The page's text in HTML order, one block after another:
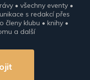
• všechny eventy •
s redakcí přes
klubu • knihy •
a další